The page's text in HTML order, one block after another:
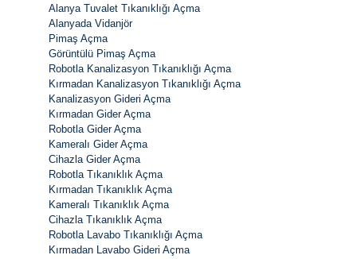
Alanya Tuvalet Tıkanıklığı Açma
Alanyada Vidanjör
Pimaş Açma
Görüntülü Pimaş Açma
Robotla Kanalizasyon Tıkanıklığı Açma
Kırmadan Kanalizasyon Tıkanıklığı Açma
Kanalizasyon Gideri Açma
Kırmadan Gider Açma
Robotla Gider Açma
Kameralı Gider Açma
Cihazla Gider Açma
Robotla Tıkanıklık Açma
Kırmadan Tıkanıklık Açma
Kameralı Tıkanıklık Açma
Cihazla Tıkanıklık Açma
Robotla Lavabo Tıkanıklığı Açma
Kırmadan Lavabo Gideri Açma